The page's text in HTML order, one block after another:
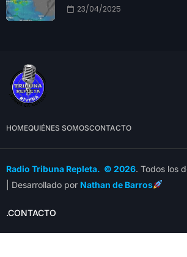
23/04/2025
HOMEQUIÉNES SOMOSCONTACTO
Radio Tribuna Repleta. © 2026. Todos los
| Desarrollado por Nathan de Barros
.CONTACTO